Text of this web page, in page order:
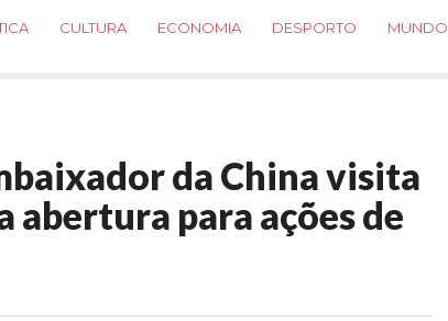
CULTURA ECONOMIA DESPORTO MUNDO
da China visita
abertura para ações de